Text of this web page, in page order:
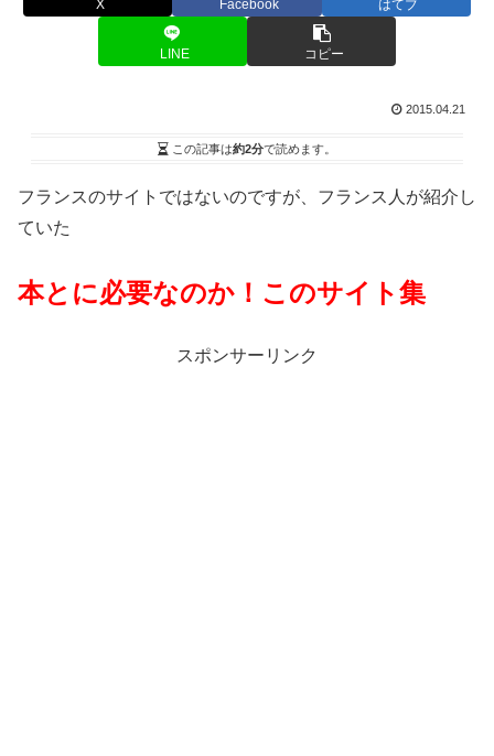
X Facebook はてブ
LINE コピー
2015.04.21
この記事は約2分で読めます。
フランスのサイトではないのですが、フランス人が紹介し
ていた
本とに必要なのか！このサイト集
スポンサーリンク